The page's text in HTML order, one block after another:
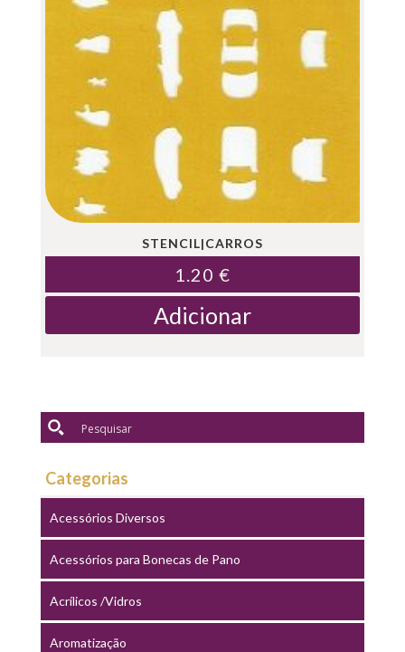
STENCIL|CARROS
1.20 €
Adicionar
Categorias
Acessórios Diversos
Acessórios para Bonecas de Pano
Acrílicos /Vidros
Aromatização